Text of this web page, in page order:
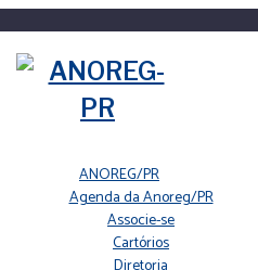
ANOREG/PR
Agenda da Anoreg/PR
Associe-se
Cartórios